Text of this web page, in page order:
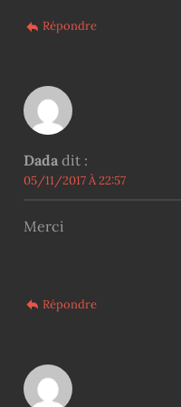
Répondre
Dada dit :
05/11/2017 À 22:57
Merci
Répondre